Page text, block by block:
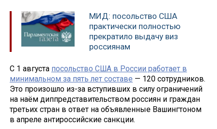
МИД: посольство США
практически полностью
прекратило выдачу виз
россиянам
С 1 августа посольство США в России работает в
минимальном за пять лет составе — 120 сотрудников.
Это произошло из-за вступивших в силу ограничений
на наём диппредставительством россиян и граждан
третьих стран в ответ на объявленные Вашингтоном
в апреле антироссийские санкции.